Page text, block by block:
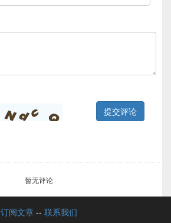
提交评论
暂无评论
订阅文章 -- 联系我们